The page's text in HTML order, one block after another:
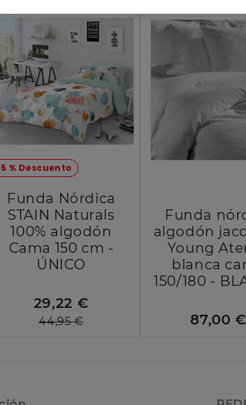
% Descuento
Funda Nórdica
STAIN Naturals
100% algodón
Cama 150 cm -
ÚNICO
29,22 €
44,95 €
Funda
algodón
Young
blanca
150/180 -
87,00 €